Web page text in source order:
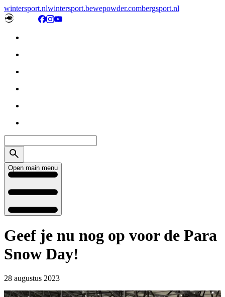
wintersport.nlwintersport.bewepowder.combergsport.nl
Open main menu
Geef je nu nog op voor de Para
Snow Day!
28 augustus 2023